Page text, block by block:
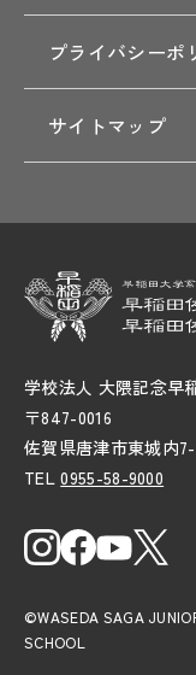
プライバシーポ
サイトマップ
学校法人 大隈記念早
〒847-0016
佐賀県唐津市東城内7-
TEL0955-58-9000
©WASEDA SAGA
SCHOOL